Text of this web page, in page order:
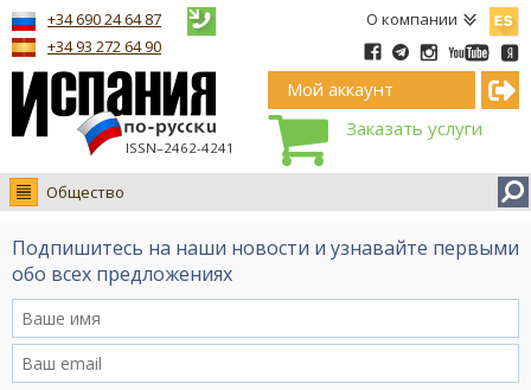
О компании
ISSN–2462-4241
+34 690 24 64 87
+34 93 272 64 90
Мой аккаунт
Заказать услуги
Общество
Новости
Интервью
Видео Ruso.TV
BCN life
Подпишитесь на наши новости и узнавайте первыми
обо всех предложениях